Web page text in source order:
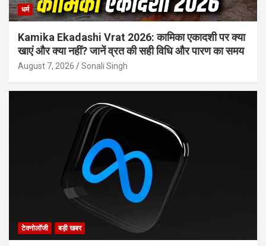
धर्म
Kamika Ekadashi Vrat 2026: कामिका एकादशी पर क्या
खाएं और क्या नहीं? जानें व्रत की सही विधि और पारण का समय
August 7, 2026 Sonali Singh
टेक्नोलॉजी बड़ी खबर